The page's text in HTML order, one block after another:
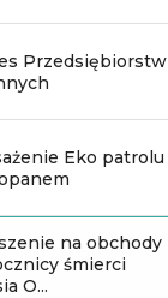
Przedsiębiorstw
Eko patrolu
na obchody
śmierci
O...